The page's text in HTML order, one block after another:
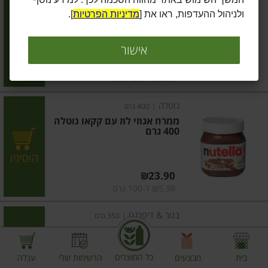
קרם מובחר למריחה
מחיר מחירון ₪14.90
₪2.98 ל-100 גרם
נוטלה 400 גרם
ממרח אגוזי לוז עם קקאו נוטלה
400 גרם
₪23.90
הוסיפו
בטר & דיפרנט 350 גרם
חמאת בוטנים טבעית
בית מבצעים כל המוצרים הרשימות שלי עגלה
ולניהול ההעדפות, ראו את [מדיניות הפרטיות].
אישור